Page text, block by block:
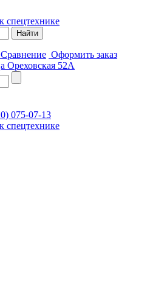
Сравнение Оформить заказ
Ореховская 52А
075-07-13